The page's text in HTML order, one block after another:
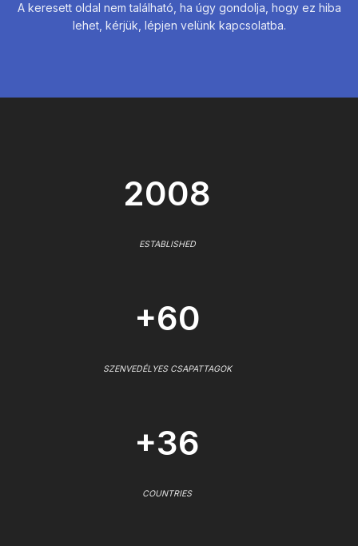
A keresett oldal nem található, ha úgy gondolja, hogy ez hiba
lehet, kérjük, lépjen velünk kapcsolatba.
2008
ESTABLISHED
+60
SZENVEDÉLYES CSAPATTAGOK
+36
COUNTRIES